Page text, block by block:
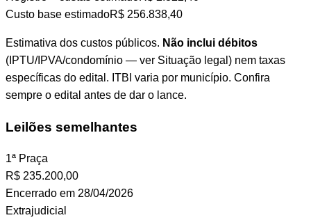
Custo base estimadoR$ 256.838,40
Estimativa dos custos públicos. Não inclui débitos
(IPTU/IPVA/condomínio — ver Situação legal) nem taxas
específicas do edital. ITBI varia por município. Confira
sempre o edital antes de dar o lance.
Leilões semelhantes
1ª Praça
R$ 235.200,00
Encerrado em 28/04/2026
Extrajudicial